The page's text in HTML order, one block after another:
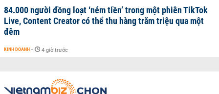
84.000 người đồng loạt ‘ném tiền’ trong một phiên TikTok
Live, Content Creator có thể thu hàng trăm triệu qua một
đêm
KINH DOANH - 4 giờ trước